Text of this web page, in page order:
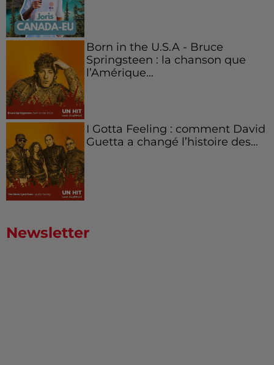
Born in the U.S.A - Bruce
Springsteen : la chanson que
l’Amérique...
I Gotta Feeling : comment David
Guetta a changé l’histoire des...
Newsletter